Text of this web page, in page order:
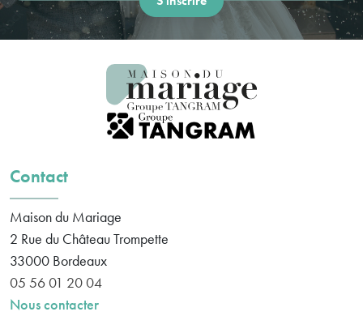
Contact
Maison du Mariage
2 Rue du Château Trompette
33000 Bordeaux
05 56 01 20 04
Nous contacter